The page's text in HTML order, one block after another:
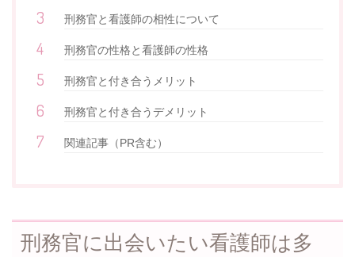
刑務官と看護師の相性について
刑務官の性格と看護師の性格
刑務官と付き合うメリット
刑務官と付き合うデメリット
関連記事（PR含む）
刑務官に出会いたい看護師は多